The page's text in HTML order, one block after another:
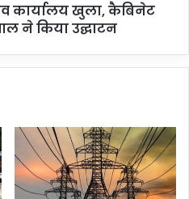
कार्यालय खुला, कैबिनेट
ने किया उद्घाटन